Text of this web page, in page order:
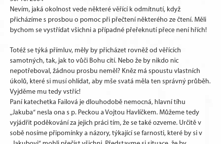
Nevím, jaká okolnost vede některé věřící k odmítnutí, když
přicházíme s prosbou o pomoc při přečtení některého ze čtení. Měli
bychom se vystřídat všichni a případné přeřeknutí přece není hřích!
Totéž se týká přímluv, měly by přicházet rovněž od věřících
samotných, tak, jak to vůči Bohu cítí. Nebo že by nikdo nic
nepotřeboval, žádnou prosbu neměl? Kněz má spoustu vlastních
úkolů, které si musí ohlídat, aby mše svatá měla ten správný průběh.
Vyjděme mu tedy vstříc!
Paní katechetka Failová je dlouhodobě nemocná, hlavní tíhu
„Jakuba“ nesla ona s p. Peckou a Vojtou Havlíčkem. Můžeme tedy
vyjádřit poděkování za jejich práci tím, že se také ozveme. Určitě v
sobě nosíme připomínky a názory, týkající se farnosti, které by si v